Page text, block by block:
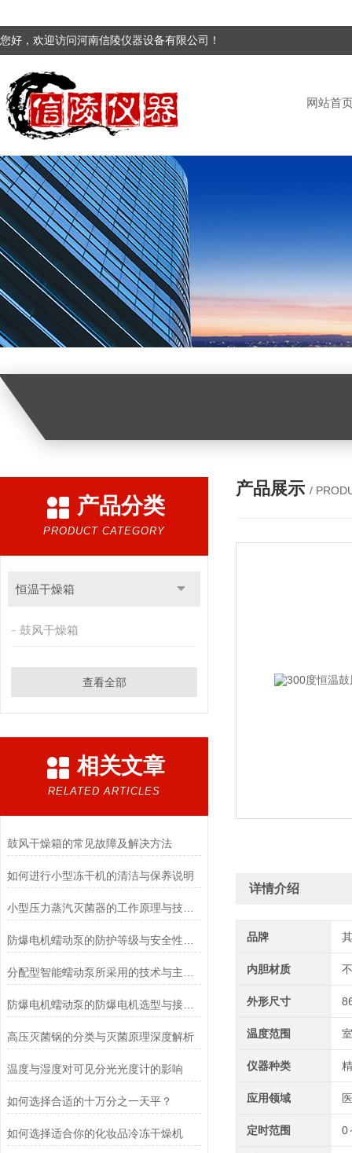
您好，欢迎访问河南信陵仪器设备有限公司！
网站首
产品分类
PRODUCT CATEGORY
恒温干燥箱
鼓风干燥箱
查看全部
相关文章
RELATED ARTICLES
鼓风干燥箱的常见故障及解决方法
如何进行小型冻干机的清洁与保养说明
小型压力蒸汽灭菌器的工作原理与技术优势概述
防爆电机蠕动泵的防爆电机选型与接线要求
高压灭菌锅的分类与灭菌原理深度解析
温度与湿度对可见分光光度计的影响
如何选择合适的十万分之一天平？
如何选择适合你的化妆品冷冻干燥机
产品展示 /
详情介绍
品牌
内胆材质
外形尺寸
温度范围
仪器种类
应用领域
定时范围 0